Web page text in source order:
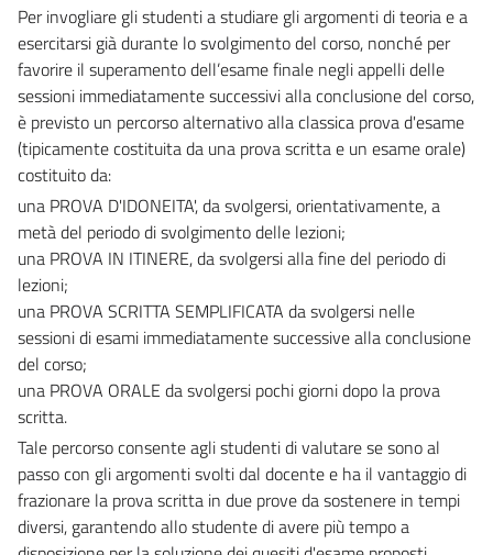
Per invogliare gli studenti a studiare gli argomenti di teoria e a
esercitarsi già durante lo svolgimento del corso, nonché per
favorire il superamento dell’esame finale negli appelli delle
sessioni immediatamente successivi alla conclusione del corso,
è previsto un percorso alternativo alla classica prova d'esame
(tipicamente costituita da una prova scritta e un esame orale)
costituito da:
una PROVA D'IDONEITA', da svolgersi, orientativamente, a
metà del periodo di svolgimento delle lezioni;
una PROVA IN ITINERE, da svolgersi alla fine del periodo di
lezioni;
una PROVA SCRITTA SEMPLIFICATA da svolgersi nelle
sessioni di esami immediatamente successive alla conclusione
del corso;
una PROVA ORALE da svolgersi pochi giorni dopo la prova
scritta.
Tale percorso consente agli studenti di valutare se sono al
passo con gli argomenti svolti dal docente e ha il vantaggio di
frazionare la prova scritta in due prove da sostenere in tempi
diversi, garantendo allo studente di avere più tempo a